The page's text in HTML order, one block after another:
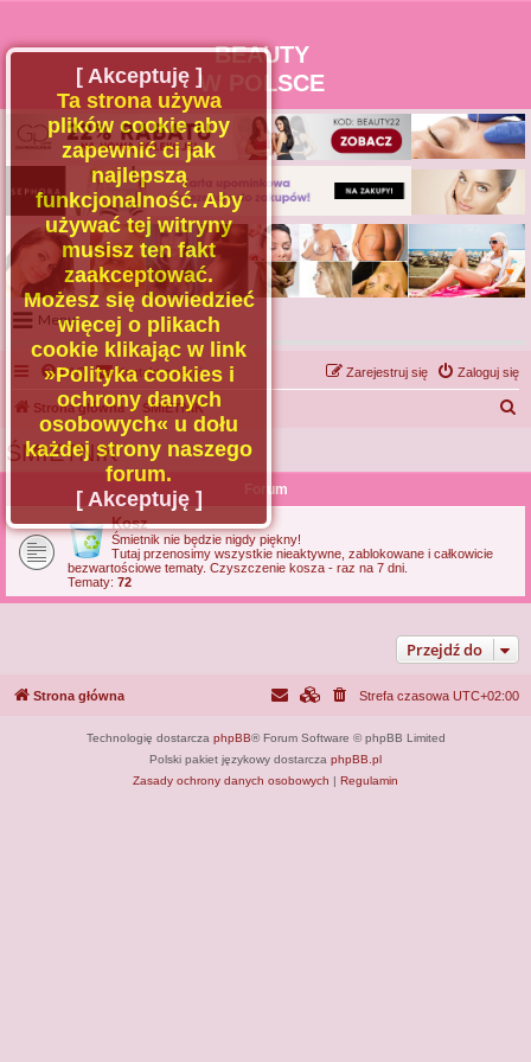
BEAUTY
W POLSCE
Menu
Portal
Facebook
Regulamin
Zapytaj administratora
Kontakt
FAQ Kontakt z nami Zaloguj się
Zarejestruj się
Strona główna ŚMIETNIK
ŚMIETNIK
Forum
Kosz
Śmietnik nie będzie nigdy piękny!
Tutaj przenosimy wszystkie nieaktywne, zablokowane i całkowicie
bezwartościowe tematy. Czyszczenie kosza - raz na 7 dni.
Tematy: 72
Przejdź do
[ Akceptuję ]
Ta strona używa
plików cookie aby
zapewnić ci jak
najlepszą
funkcjonalność. Aby
używać tej witryny
musisz ten fakt
zaakceptować.
Możesz się dowiedzieć
więcej o plikach
cookie klikając w link
»Polityka cookies i
ochrony danych
osobowych« u dołu
każdej strony naszego
forum.
[ Akceptuję ]
Strona główna Strefa czasowa UTC+02:00
Technologię dostarcza phpBB® Forum Software © phpBB Limited
Polski pakiet językowy dostarcza phpBB.pl
Zasady ochrony danych osobowych | Regulamin